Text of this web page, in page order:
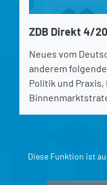
ZDB Direkt 4/
Neues vom
anderem
Politik und
Diese Funktion ist